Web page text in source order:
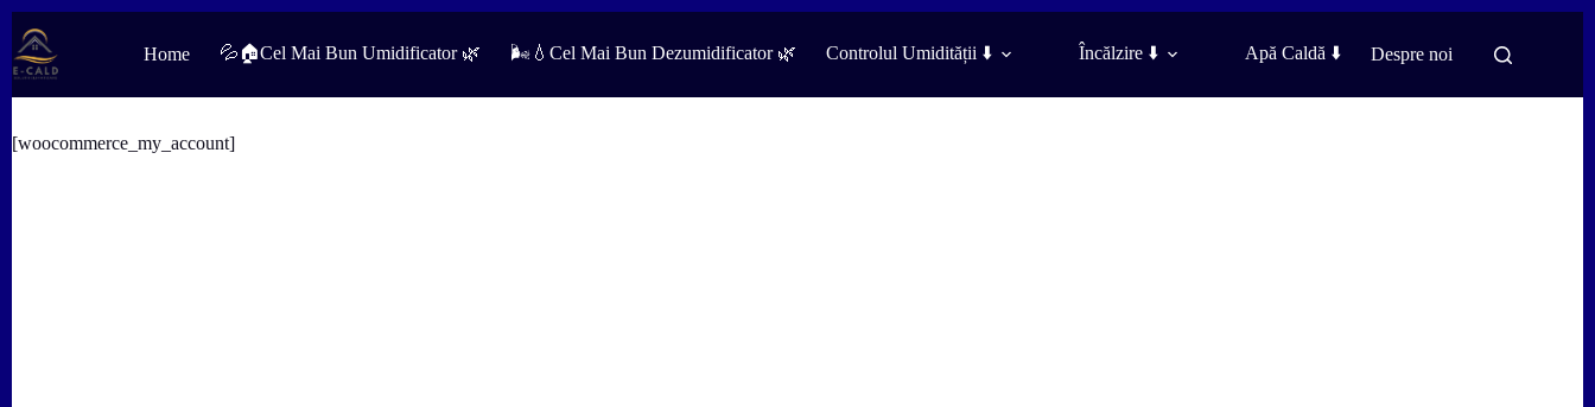
la
conținut
Home 💦🏠Cel Mai Bun Umidificator 🌿 🌬️💧Cel Mai Bun Dezumidificator 🌿 Controlul Umidității ⬇️ Încălzire ⬇️ Apă Caldă ⬇️ Despre noi
[woocommerce_my_account]